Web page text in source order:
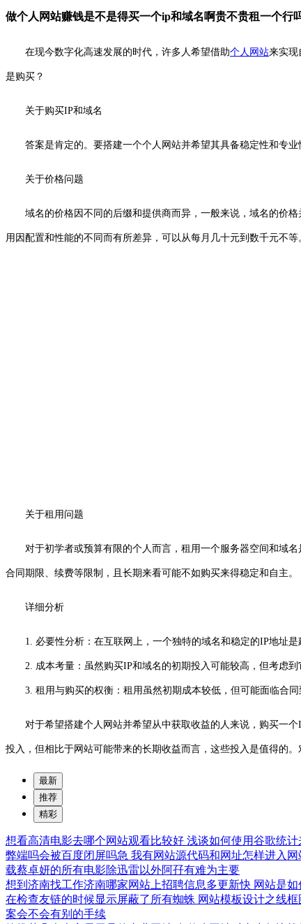
做个人网站赚钱是不是得买一个ip和域名啊贵不贵租一个行
在现今数字化高速发展的时代，许多人希望借助个人 网站来实现
是购买？
关于购买IP和域名
答案是肯定的。要搭建一个个人网站并希望其具备稳定性和专
关于价格问题
域名的价格因不同的后缀和提供商而异，一般来说，域名的价
用因配置和性能的不同而有所差异，可以从每月几十元到数千元不
关于租用问题
对于初学者或预算有限的个人而言，租用一个服务器空间和域
合同期限、续费等限制，且长期来看可能不如购买来得稳定和自主。
详细分析
1. 必要性分析：在互联网上，一个独特的域名和稳定的IP地址
2. 成本考量：虽然购买IP和域名的初期投入可能较高，但考虑到
3. 租用与购买的权衡：租用虽然初期成本较低，但可能面临合同
对于希望搭建个人网站并希望从中获取收益的人来说，购买一
投入，但相比于网站可能带来的长期收益而言，这些投入是值得的
最新
推荐
精彩
想看高清电影去哪个网站观看比较好 浅谈如何使用谷歌统
弊端吗会被百度闭屏吗急 我有网站源代码和网址怎样进入
载蔡卓妍的所有电影除迅雷以外阿孖有难为主要
想到济南找工作济南哪家网站上招聘信息多更新快 网站是
在检查友链的时候显示屏蔽了所有蜘蛛 网站模板设计之线框
案会不会有别的手续